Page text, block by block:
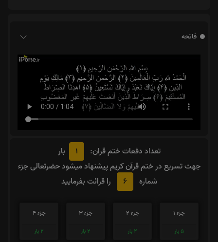
فاتحه
تعداد دفعات ختم قران: 1
بار
جهت تسریع در ختم قرآن کریم پیشنهاد میشود حضرتعالی جزء
شماره
6 را قرائت بفرمایید
جزء 1
5 بار
جزء 2
2 بار
جزء 3
2 بار
جزء 4
2 بار